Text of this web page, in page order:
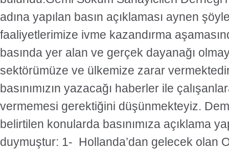
adına yapılan basın açıklaması aynen
faaliyetlerimize ivme kazandırma
basında yer alan ve gerçek dayanağı
sektörümüze ve ülkemize zarar
basınımızın yazacağı haberler ile
vermemesi gerektiğini düşünmekteyiz.
belirtilen konularda basınımıza açıklama
duymuştur: 1- Hollanda’dan gelecek olan